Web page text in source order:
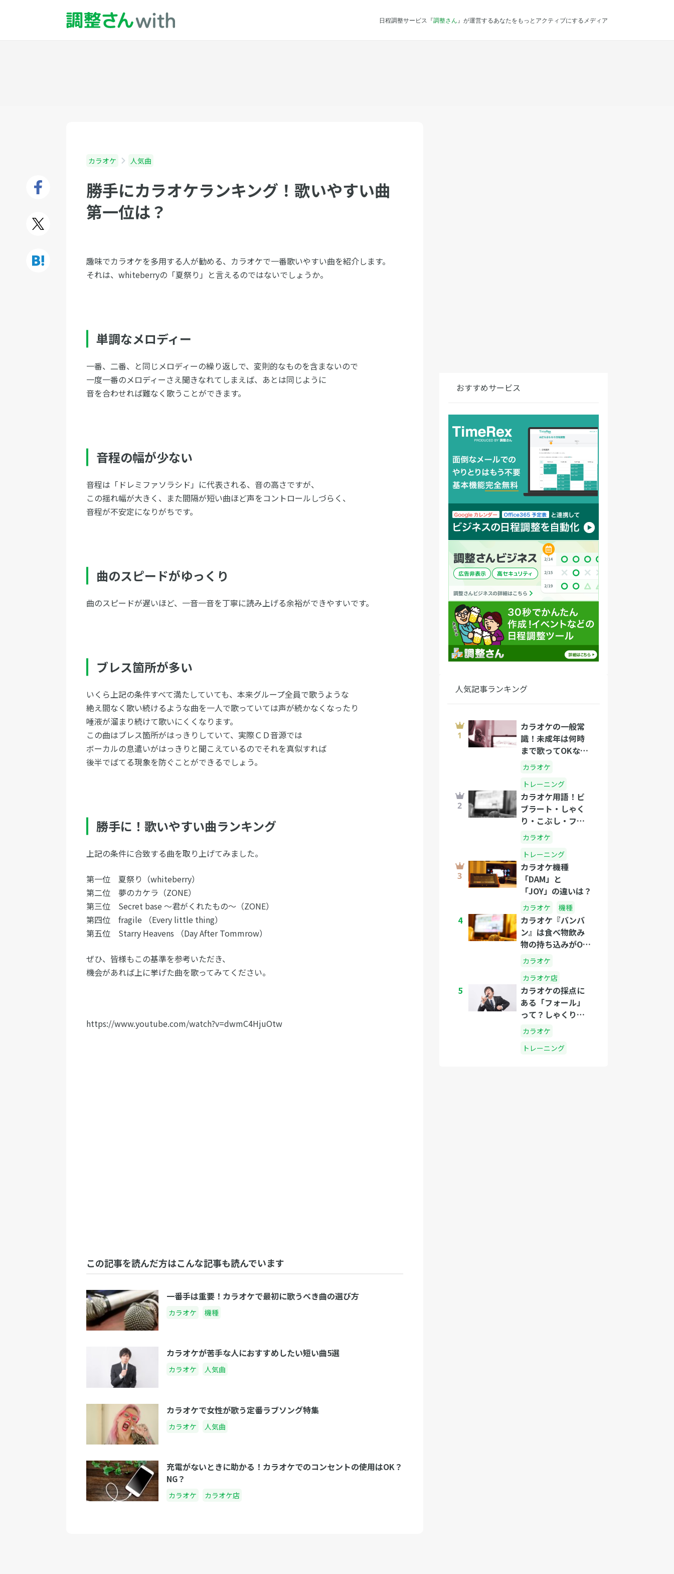
日程調整サービス『調整さん 』が運営するあなたをもっとアクティブにするメディア
カラオケ 人気曲
勝手にカラオケランキング！歌いやすい曲
第一位は？
趣味でカラオケを多用する人が勧める、カラオケで一番歌いやすい曲を紹介します。
それは、whiteberryの「夏祭り」と言えるのではないでしょうか。
単調なメロディー
一番、二番、と同じメロディーの繰り返しで、変則的なものを含まないので
一度一番のメロディーさえ聞きなれてしまえば、あとは同じように
音を合わせれば難なく歌うことができます。
音程の幅が少ない
音程は「ドレミファソラシド」に代表される、音の高さですが、
この揺れ幅が大きく、また間隔が短い曲ほど声をコントロールしづらく、
音程が不安定になりがちです。
曲のスピードがゆっくり
曲のスピードが遅いほど、一音一音を丁寧に読み上げる余裕ができやすいです。
ブレス箇所が多い
いくら上記の条件すべて満たしていても、本来グループ全員で歌うような
絶え間なく歌い続けるような曲を一人で歌っていては声が続かなくなったり
唾液が溜まり続けて歌いにくくなります。
この曲はブレス箇所がはっきりしていて、実際ＣＤ音源では
ボーカルの息遣いがはっきりと聞こえているのでそれを真似すれば
後半でばてる現象を防ぐことができるでしょう。
勝手に！歌いやすい曲ランキング
上記の条件に合致する曲を取り上げてみました。
第一位 夏祭り（whiteberry）
第二位 夢のカケラ（ZONE）
第三位 Secret base ～君がくれたもの～（ZONE）
第四位 fragile （Every little thing）
第五位 Starry Heavens （Day After Tommrow）
ぜひ、皆様もこの基準を参考いただき、
機会があれば上に挙げた曲を歌ってみてください。
https://www.youtube.com/watch?v=dwmC4HjuOtw
この記事を読んだ方はこんな記事も読んでいます
一番手は重要！カラオケで最初に歌うべき曲の選び方
カラオケ 機種
カラオケが苦手な人におすすめしたい短い曲5選
カラオケ 人気曲
カラオケで女性が歌う定番ラブソング特集
カラオケ 人気曲
充電がないときに助かる！カラオケでのコンセントの使用はOK？
NG？
カラオケ カラオケ店
おすすめサービス
人気記事ランキング
カラオケの一般常
識！未成年は何時
まで歌ってOKな
の？
カラオケ
トレーニング
カラオケ用語！ビ
ブラート・しゃく
り・こぶし・フォ
ールって？
カラオケ
トレーニング
カラオケ機種
「DAM」と
「JOY」の違いは？
カラオケ 機種
4
カラオケ『バンバ
ン』は食べ物飲み
物の持ち込みがOK
なのか？
カラオケ
カラオケ店
5
カラオケの採点に
ある「フォール」
って？しゃくりと
は？
カラオケ
トレーニング